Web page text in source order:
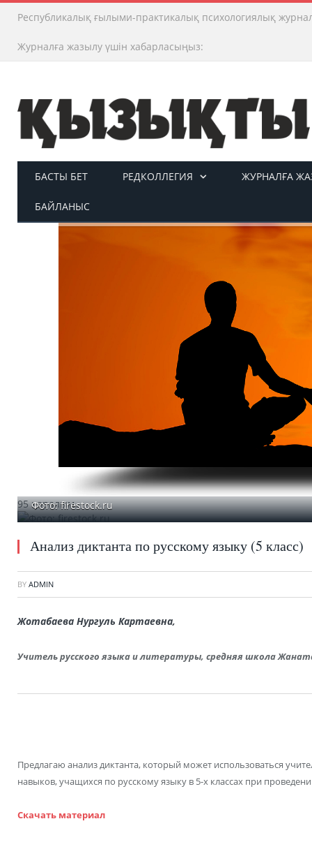
Республикалық ғылыми-практикалық психологиялық
Журналға жазылу үшін хабарласыңыз:
БАСТЫ БЕТ РЕДКОЛЛЕГИЯ ЖУРНАЛҒА
БАЙЛАНЫС
95 қаралым
Фото: firestock.ru
Анализ диктанта по русскому языку (5 класс)
BY ADMIN
Жотабаева Нургуль Картаевна,
Учитель русского языка и литературы, средняя школа
Предлагаю анализ диктанта, который может использоваться
навыков, учащихся по русскому языку в 5-х классах при
Cкачать материал